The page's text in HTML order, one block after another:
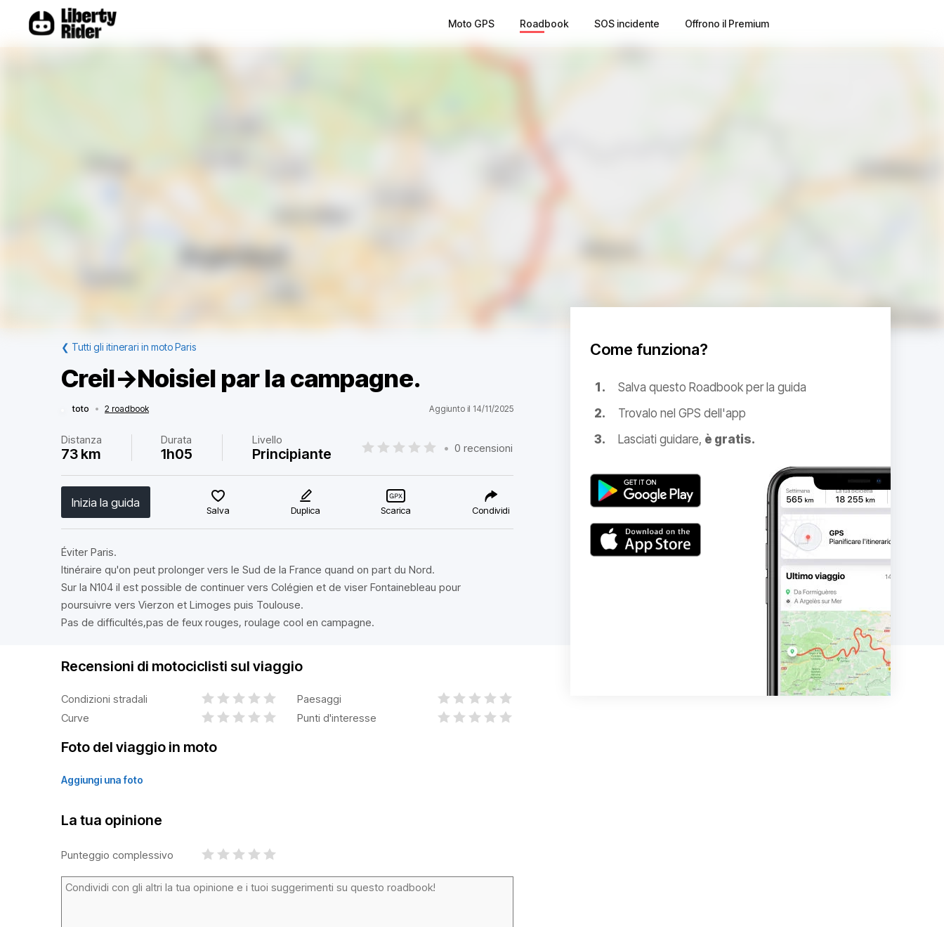
Moto GPS Roadbook SOS incidente Offrono il Premium
❮ Tutti gli itinerari in moto Paris
Creil->Noisiel par la campagne.
toto • 2 roadbook Aggiunto il 14/11/2025
Distanza
73 km
Durata
1h05
Livello
Principiante • 0 recensioni
Inizia la guida
Salva Duplica Scarica Condividi
Éviter Paris.
Itinéraire qu'on peut prolonger vers le Sud de la France quand on part du Nord.
Sur la N104 il est possible de continuer vers Colégien et de viser Fontainebleau pour
poursuivre vers Vierzon et Limoges puis Toulouse.
Pas de difficultés,pas de feux rouges, roulage cool en campagne.
Come funziona?
Salva questo Roadbook per la guida
Trovalo nel GPS dell'app
Lasciati guidare, è gratis.
Recensioni di motociclisti sul viaggio
Condizioni stradali
Paesaggi
Curve
Punti d'interesse
Foto del viaggio in moto
Aggiungi una foto
La tua opinione
Punteggio complessivo